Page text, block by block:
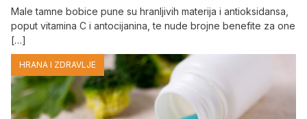
Male tamne bobice pune su hranljivih materija i antioksidansa,
poput vitamina C i antocijanina, te nude brojne benefite za one
[…]
HRANA I ZDRAVLJE